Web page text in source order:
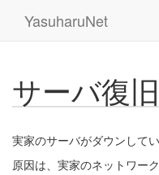
YasuharuNet
サーバ復旧
実家のサーバがダウンして
原因は、実家のネットワー